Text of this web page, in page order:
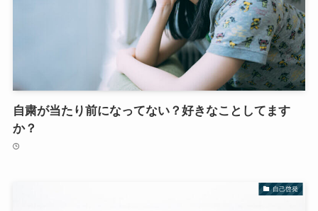
自粛が当たり前になってない？好きなことしてます
か？
自己啓発